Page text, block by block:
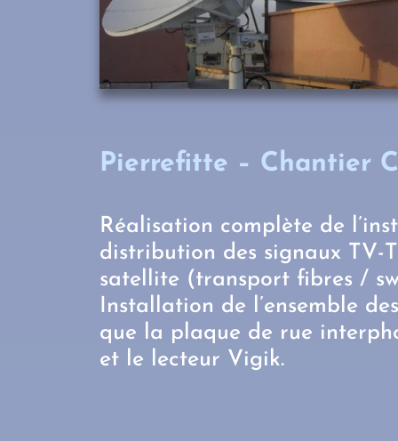
Pierrefitte – Chantier
Réalisation complète de
distribution des signaux TV-
satellite (transport fibres /
Installation de l’ensemble
que la plaque de rue
et le lecteur Vigik.